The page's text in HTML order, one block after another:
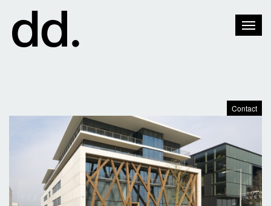
Contact
Toggle